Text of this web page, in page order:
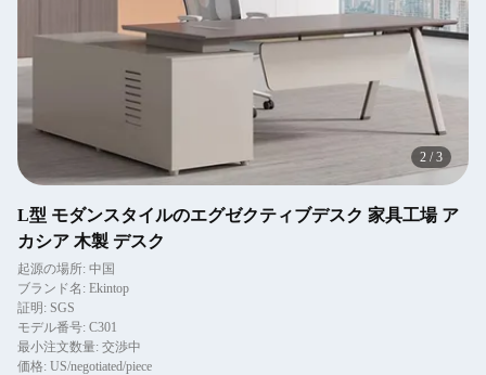
2 /3
L型 モダンスタイルのエグゼクティブデスク 家具工場 ア
カシア 木製 デスク
起源の場所: 中国
ブランド名: Ekintop
証明: SGS
モデル番号: C301
最小注文数量: 交渉中
価格: US/negotiated/piece